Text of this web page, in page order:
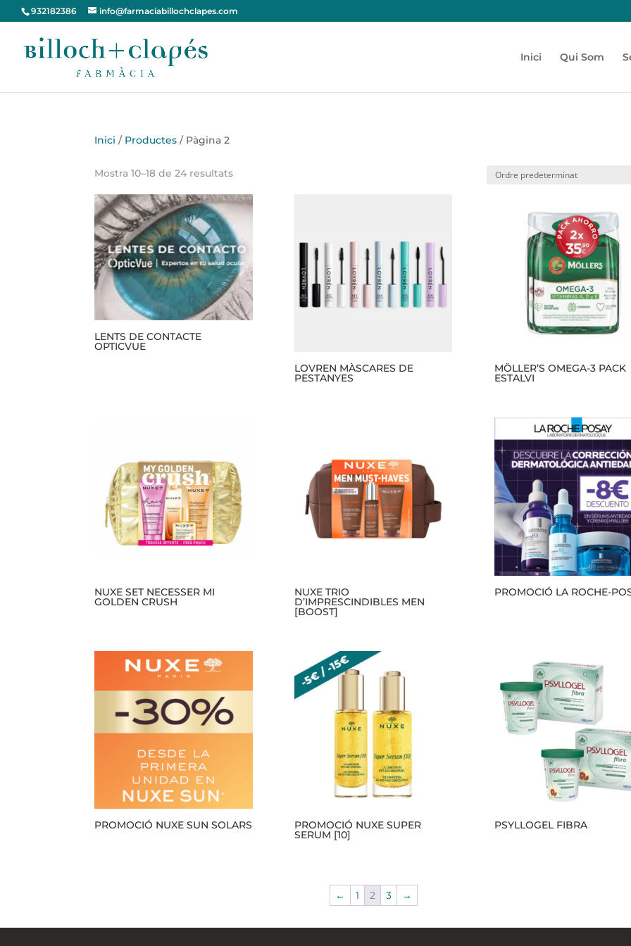
932182386 info@farmaciabillochclapes.com
Inici Qui Som
Inici / Productes / Pàgina 2
Mostra 10–18 de 24 resultats
LENTS DE CONTACTE
OPTICVUE
LOVREN MÀSCARES DE
PESTANYES
MÖLLER’S OMEGA-3 PACK
ESTALVI
NUXE SET NECESSER MI
GOLDEN CRUSH
NUXE TRIO
D’IMPRESCINDIBLES MEN
[BOOST]
PROMOCIÓ LA ROCHE-
PROMOCIÓ NUXE SUN SOLARS PROMOCIÓ NUXE SUPER
SERUM [10]
PSYLLOGEL FIBRA
← 1 2 3 →